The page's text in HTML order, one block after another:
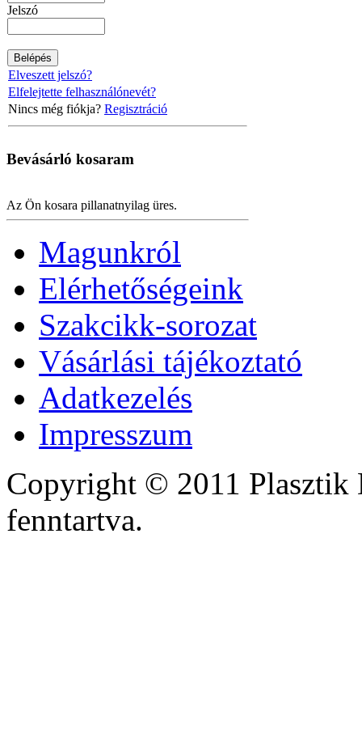
Jelszó
Elveszett jelszó?
Elfelejtette felhasználónevét?
Nincs még fiókja? Regisztráció
Bevásárló kosaram
Az Ön kosara pillanatnyilag üres.
Magunkról
Elérhetőségeink
Szakcikk-sorozat
Vásárlási tájékoztató
Adatkezelés
Impresszum
Copyright © 2011
fenntartva.